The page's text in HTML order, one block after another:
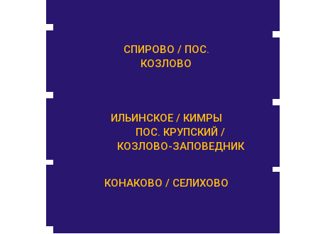
ТУРГИНОВО /
ЗАПОВЕДНИК
КАШИН / КАЛЯЗИН
ОРША / КУШАЛИНО
СПИРОВО / ПОС.
КОЗЛОВО
ИЛЬИНСКОЕ / КИМРЫ
КОНАКОВО / СЕЛИХОВО
ПОС. КРУПСКИЙ /
КОЗЛОВО-ЗАПОВЕДНИК